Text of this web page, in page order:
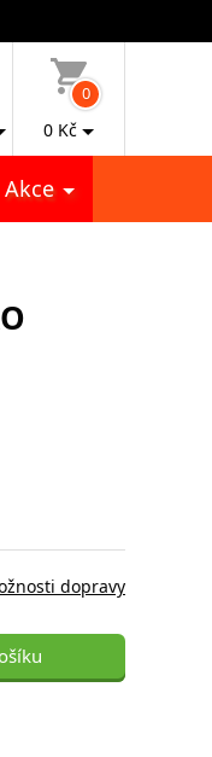
0
0 Kč
Akce
dopravy